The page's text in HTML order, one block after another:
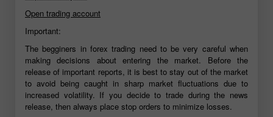
Open trading account
Important:
The begginers in forex trading need to be very careful when
making decisions about entering the market. Before the
release of important reports, it is best to stay out of the market
to avoid being caught in sharp market fluctuations due to
increased volatility. If you decide to trade during the news
release, then always place stop orders to minimize losses.